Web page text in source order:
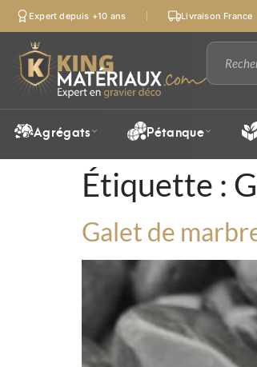
Expert depuis +10 ans Livraison France
Agrégats Pétanque
Étiquette :
Galet de